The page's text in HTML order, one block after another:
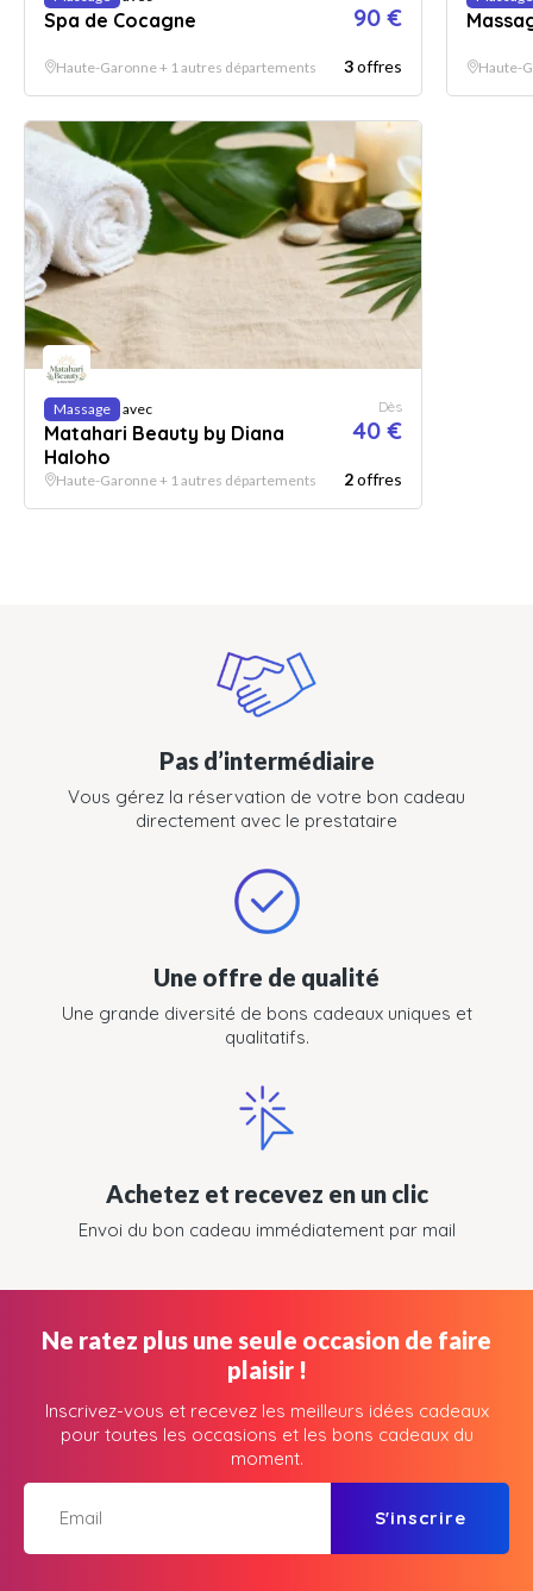
Spa de Cocagne 90 €
Haute-Garonne + 1 autres départements 3offres Haute-
Massage avec
Matahari Beauty by Diana
Haloho
Dès
40 €
Haute-Garonne + 1 autres départements 2offres
Pas d’intermédiaire
Vous gérez la réservation de votre bon cadeau
directement avec le prestataire
Une offre de qualité
Une grande diversité de bons cadeaux uniques et
qualitatifs.
Achetez et recevez en un clic
Envoi du bon cadeau immédiatement par mail
Ne ratez plus une seule occasion de faire
plaisir !
Inscrivez-vous et recevez les meilleurs idées cadeaux
pour toutes les occasions et les bons cadeaux du
moment.
S'inscrire